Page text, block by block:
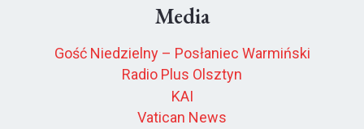
Media
Gość Niedzielny – Posłaniec Warmiński
Radio Plus Olsztyn
KAI
Vatican News